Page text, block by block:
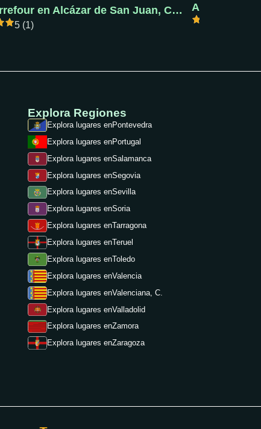
AC Carrefour en Alcázar de San Juan, Ciudad Real
5 (1)
AC Pola de
Explora Regiones
Explora lugares enPontevedra
Explora lugares enPortugal
Explora lugares enSalamanca
Explora lugares enSegovia
Explora lugares enSevilla
Explora lugares enSoria
Explora lugares enTarragona
Explora lugares enTeruel
Explora lugares enToledo
Explora lugares enValencia
Explora lugares enValenciana, C.
Explora lugares enValladolid
Explora lugares enZamora
Explora lugares enZaragoza